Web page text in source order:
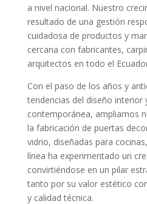
a nivel nacional. Nuestro
resultado de una gestión
cuidadosa de productos y
cercana con fabricantes,
arquitectos en todo el
Con el paso de los años y
tendencias del diseño interior
contemporánea, ampliamos
la fabricación de puertas
vidrio, diseñadas para
línea ha experimentado un
convirtiéndose en un pilar
tanto por su valor estético
y calidad técnica.